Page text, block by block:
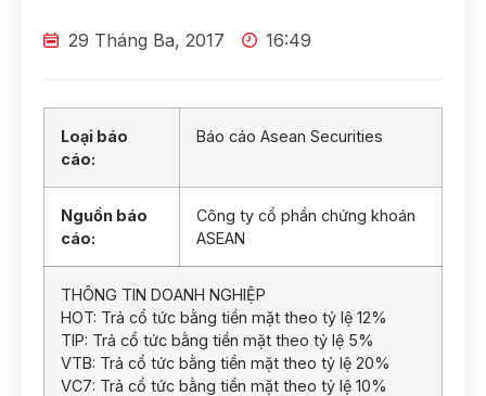
29 Tháng Ba, 2017 16:49
Loại báo
cáo:
Báo cáo Asean Securities
Nguồn báo
cáo:
Công ty cổ phần chứng khoán
ASEAN
THÔNG TIN DOANH NGHIỆP
HOT: Trả cổ tức bằng tiền mặt theo tỷ lệ 12%
TIP: Trả cổ tức bằng tiền mặt theo tỷ lệ 5%
VTB: Trả cổ tức bằng tiền mặt theo tỷ lệ 20%
VC7: Trả cổ tức bằng tiền mặt theo tỷ lệ 10%